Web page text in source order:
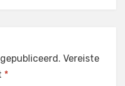
Vereiste
*